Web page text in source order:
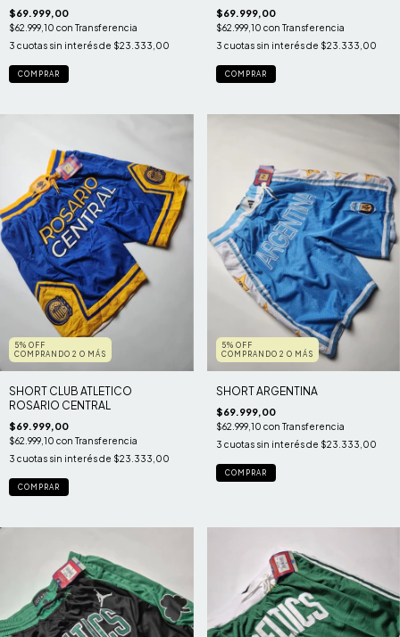
$69.999,00
$62.999,10 con Transferencia
3 cuotas sin interés de $23.333,00
COMPRAR
$69.999,00
$62.999,10 con Transferencia
3 cuotas sin interés de $23.333,00
COMPRAR
5% OFF
COMPRANDO 2 O MÁS
SHORT CLUB ATLETICO
ROSARIO CENTRAL
$69.999,00
$62.999,10 con Transferencia
3 cuotas sin interés de $23.333,00
COMPRAR
5% OFF
COMPRANDO 2 O MÁS
SHORT ARGENTINA
$69.999,00
$62.999,10 con Transferencia
3 cuotas sin interés de $23.333,00
COMPRAR